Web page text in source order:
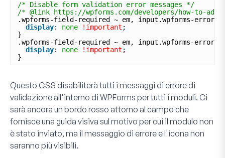
/* Disable form validation error messages */
/* @link https://wpforms.com/developers/how-to-
.wpforms-field-required ~ em, input.wpforms-error ~
display: none !important ;
}
.wpforms-field-required ~ em, input.wpforms-error ~
display: none !important ;
}
Questo CSS disabiliterà tutti i messaggi di errore di
validazione all'interno di WPForms per tutti i moduli. Ci
sarà ancora un bordo rosso attorno al campo che
fornisce una guida visiva sul motivo per cui il modulo non
è stato inviato, ma il messaggio di errore e l'icona non
saranno più visibili.